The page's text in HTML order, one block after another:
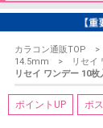
カラコン通販TOP
14.5mm
リセイ
リセイ ワンデー 10
ポイントUP ポ